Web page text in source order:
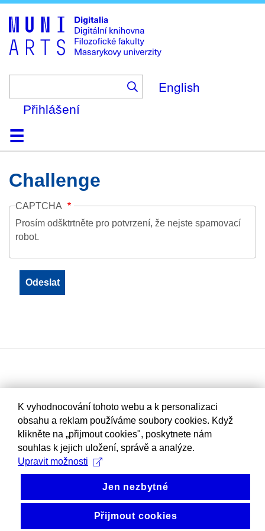
to
main
content
English
Přihlášení
DomůKolekce
Prohlížení
Vyhledávání
O platformě
Nápověda
KontaktDigitalia
Challenge
CAPTCHA
Prosím odšktrtněte pro potvrzení, že nejste spamovací
robot.
K vyhodnocování tohoto webu a k personalizaci
obsahu a reklam používáme soubory cookies. Když
klikněte na „přijmout cookies", poskytnete nám
souhlas k jejich uložení, správě a analýze.
Upravit možnosti
Jen nezbytné
Přijmout cookies